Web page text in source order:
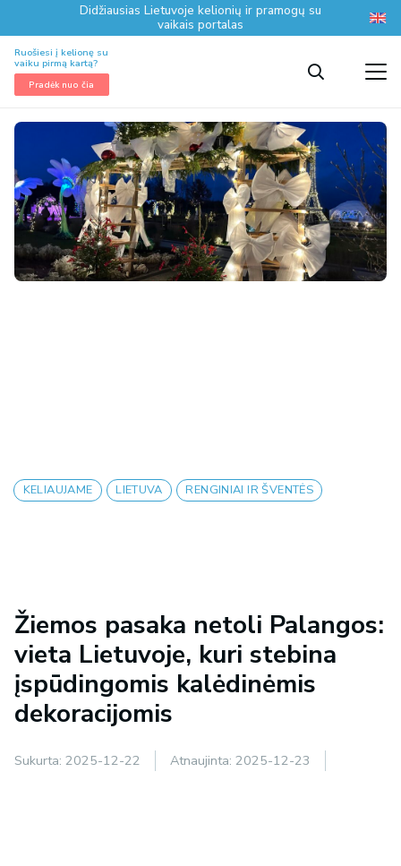
Didžiausias Lietuvoje kelionių ir pramogų su
vaikais portalas
Ruošiesi į kelionę su
vaiku pirmą kartą?
Pradėk nuo čia
KELIAUJAME LIETUVA RENGINIAI IR ŠVENTĖS
Žiemos pasaka netoli Palangos:
vieta Lietuvoje, kuri stebina
įspūdingomis kalėdinėmis
dekoracijomis
Sukurta: 2025-12-22 Atnaujinta: 2025-12-23